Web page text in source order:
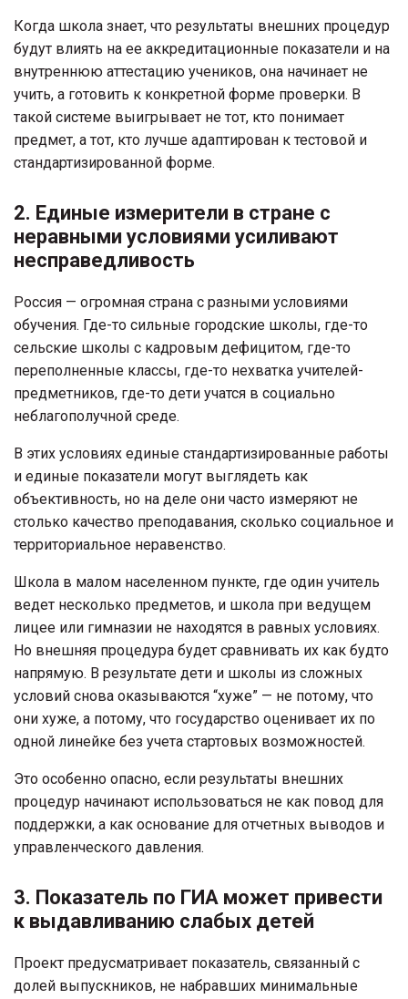
Когда школа знает, что результаты внешних процедур
будут влиять на ее аккредитационные показатели и на
внутреннюю аттестацию учеников, она начинает не
учить, а готовить к конкретной форме проверки. В
такой системе выигрывает не тот, кто понимает
предмет, а тот, кто лучше адаптирован к тестовой и
стандартизированной форме.
2. Единые измерители в стране с
неравными условиями усиливают
несправедливость
Россия — огромная страна с разными условиями
обучения. Где-то сильные городские школы, где-то
сельские школы с кадровым дефицитом, где-то
переполненные классы, где-то нехватка учителей-
предметников, где-то дети учатся в социально
неблагополучной среде.
В этих условиях единые стандартизированные работы
и единые показатели могут выглядеть как
объективность, но на деле они часто измеряют не
столько качество преподавания, сколько социальное и
территориальное неравенство.
Школа в малом населенном пункте, где один учитель
ведет несколько предметов, и школа при ведущем
лицее или гимназии не находятся в равных условиях.
Но внешняя процедура будет сравнивать их как будто
напрямую. В результате дети и школы из сложных
условий снова оказываются “хуже” — не потому, что
они хуже, а потому, что государство оценивает их по
одной линейке без учета стартовых возможностей.
Это особенно опасно, если результаты внешних
процедур начинают использоваться не как повод для
поддержки, а как основание для отчетных выводов и
управленческого давления.
3. Показатель по ГИА может привести
к выдавливанию слабых детей
Проект предусматривает показатель, связанный с
долей выпускников, не набравших минимальные